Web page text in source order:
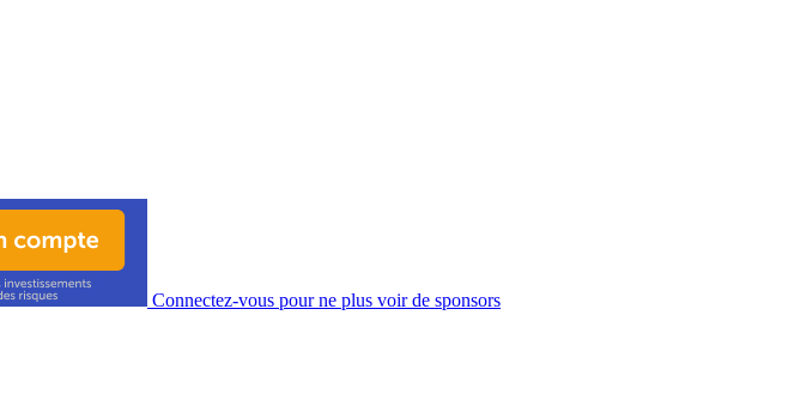
Connectez-vous pour ne plus voir de sponsors